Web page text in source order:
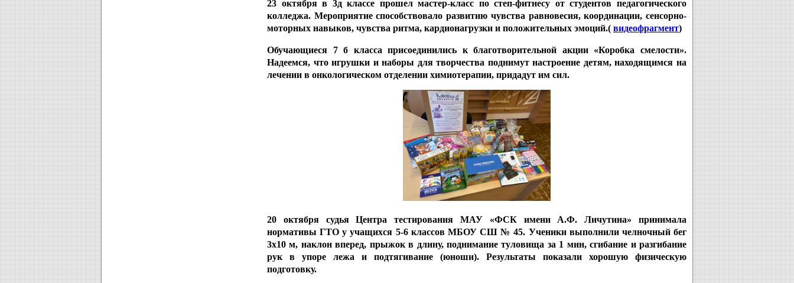
23 октября в 3д классе прошел мастер-класс по степ-фитнесу от студентов педагогического
колледжа. Мероприятие способствовало развитию чувства равновесия, координации, сенсорно-
моторных навыков, чувства ритма, кардионагрузки и положительных эмоций.( видеофрагмент)
Обучающиеся 7 б класса присоединились к благотворительной акции «Коробка смелости».
Надеемся, что игрушки и наборы для творчества поднимут настроение детям, находящимся на
лечении в онкологическом отделении химиотерапии, придадут им сил.
20 октября судья Центра тестирования МАУ «ФСК имени А.Ф. Личутина» принимала
нормативы ГТО у учащихся 5-6 классов МБОУ СШ № 45. Ученики выполнили челночный бег
3x10 м, наклон вперед, прыжок в длину, поднимание туловища за 1 мин, сгибание и разгибание
рук в упоре лежа и подтягивание (юноши). Результаты показали хорошую физическую
подготовку.